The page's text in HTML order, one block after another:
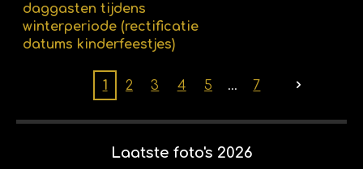
daggasten tijdens
winterperiode (rectificatie
datums kinderfeestjes)
1 2 3 4 5 7
Laatste foto's 2026